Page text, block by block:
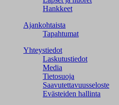
Hankkeet
Ajankohtaista
Tapahtumat
Yhteystiedot
Laskutustiedot
Media
Tietosuoja
Saavutettavuusseloste
Evästeiden hallinta